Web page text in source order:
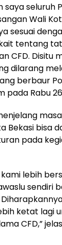
saya
Wali
sesuai
tentang
CFD. Disitu
dilarang
berbaur
pada Rabu
Bekasi bisa
pada
kami lebih
sendiri
ketat lagi
CFD,”